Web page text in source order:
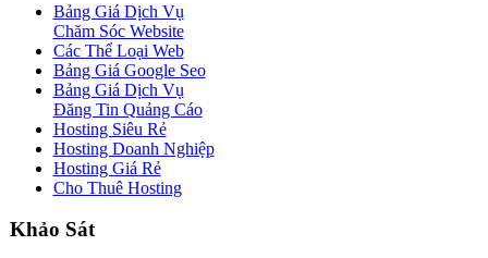
Bảng Giá Dịch Vụ
Chăm Sóc Website
Các Thể Loại Web
Bảng Giá Google Seo
Bảng Giá Dịch Vụ
Đăng Tin Quảng Cáo
Hosting Siêu Rẻ
Hosting Doanh Nghiệp
Hosting Giá Rẻ
Cho Thuê Hosting
Khảo Sát